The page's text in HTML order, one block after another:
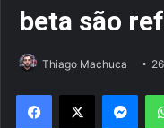
beta são
Thiago Machuca